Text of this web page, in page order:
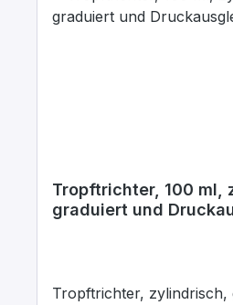
Tropftrichter, 100 ml,
graduiert und
Tropftrichter, zylindrisch,